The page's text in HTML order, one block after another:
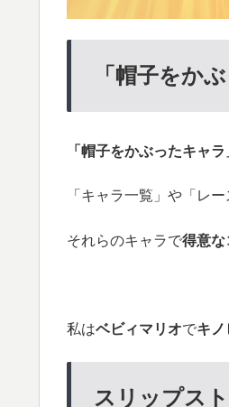
「帽子をか
「帽子をかぶったキャラ
「キャラ一覧」や「レ
それらのキャラで得意な
私はベビィマリオでキノ
スリップス